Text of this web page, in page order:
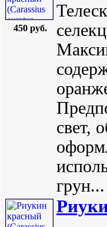
450 руб.
свет,
грун...